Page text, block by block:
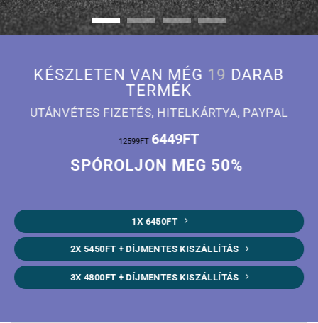
KÉSZLETEN VAN MÉG 19 DARAB
TERMÉK
UTÁNVÉTES FIZETÉS, HITELKÁRTYA, PAYPAL
12599FT 6449FT
SPÓROLJON MEG 50%
1X 6450FT
2X 5450FT + DÍJMENTES KISZÁLLÍTÁS
3X 4800FT + DÍJMENTES KISZÁLLÍTÁS